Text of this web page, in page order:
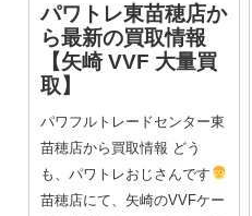
同軸ケーブル(11)
エコケーブル(3)
パワトレ東苗穂店か
ら最新の買取情報
【矢崎 VVF 大量買
取】
パワフルトレードセンター東
苗穂店から買取情報 どう
も、パワトレおじさんです
苗穂店にて、矢崎のVVFケー